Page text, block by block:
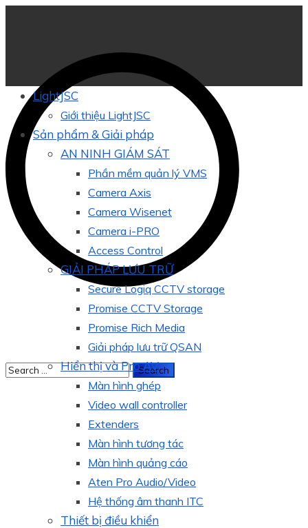
LightJSC
Giới thiệu LightJSC
Sản phẩm & Giải pháp
AN NINH GIÁM SÁT
Phần mềm quản lý VMS
Camera Axis
Camera Wisenet
Camera i-PRO
Access Control
GIẢI PHÁP LƯU TRỮ
Secure Logiq CCTV storage
Promise CCTV Storage
Promise Rich Media
Giải pháp lưu trữ QSAN
Hiển thị và Pro AV
Màn hình ghép
Video wall controller
Extenders
Màn hình tương tác
Màn hình quảng cáo
Aten Pro Audio/Video
Hệ thống âm thanh ITC
Thiết bị điều khiển